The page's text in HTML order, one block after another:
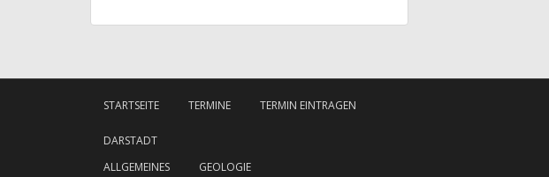
STARTSEITE TERMINE TERMIN EINTRAGEN
DARSTADT
ALLGEMEINES
GEOLOGIE